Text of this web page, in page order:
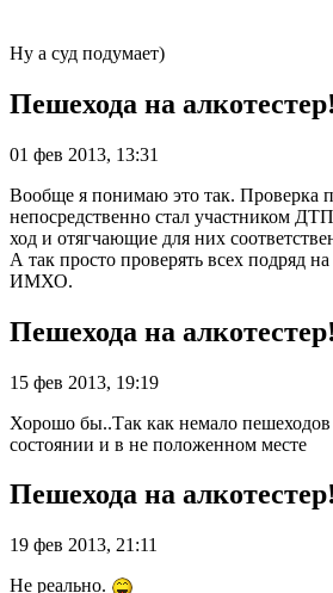
Ну а суд подумает)
Пешехода на алкотестер!
01 фев 2013, 13:31
Вообще я понимаю это так. Проверка
непосредственно стал участником
ход и отягчающие для них
А так просто проверять всех подряд
ИМХО.
Пешехода на алкотестер!
15 фев 2013, 19:19
Хорошо бы..Так как немало пешеходов
состоянии и в не положенном месте
Пешехода на алкотестер!
19 фев 2013, 21:11
Не реально.